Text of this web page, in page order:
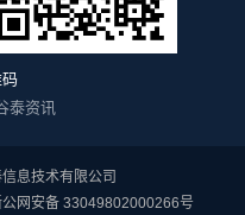
泰资讯
息技术有限公司
公网安备 33049802000266号